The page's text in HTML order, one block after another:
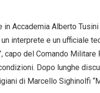
in Accademia Alberto
un interprete e un ufficiale
capo del Comando
Dopo lunghe
di Marcello Sighinolfi